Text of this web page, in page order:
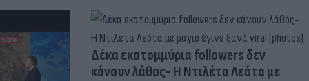
Δέκα εκατομμύρια followers δεν
κάνουν λάθος- Η Ντιλέτα Λεότα με